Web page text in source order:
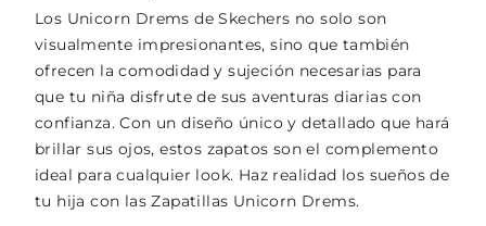
Los Unicorn Drems de Skechers no solo son
visualmente impresionantes, sino que también
ofrecen la comodidad y sujeción necesarias para
que tu niña disfrute de sus aventuras diarias con
confianza. Con un diseño único y detallado que hará
brillar sus ojos, estos zapatos son el complemento
ideal para cualquier look. Haz realidad los sueños de
tu hija con las Zapatillas Unicorn Drems.